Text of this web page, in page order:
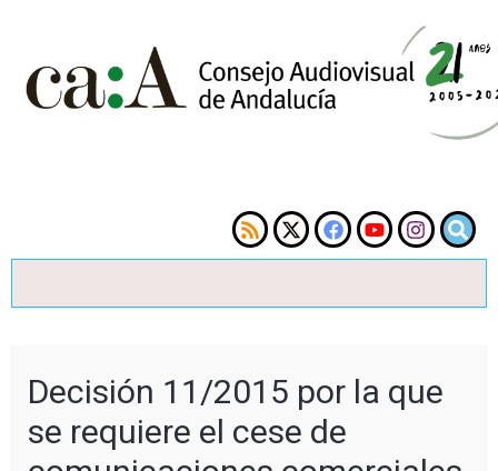
Decisión 11/2015 por la que
se requiere el cese de